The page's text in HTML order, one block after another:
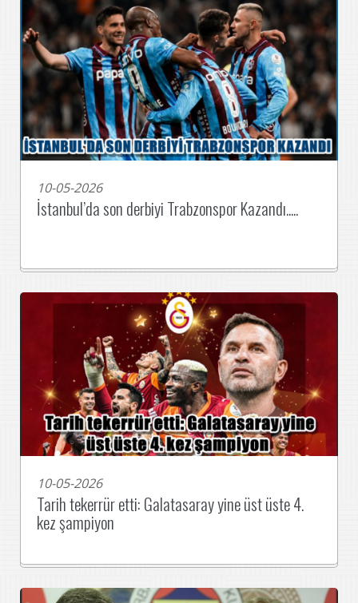
10-05-2026
İstanbul’da son derbiyi Trabzonspor Kazandı.....
10-05-2026
Tarih tekerrür etti: Galatasaray yine üst üste 4.
kez şampiyon